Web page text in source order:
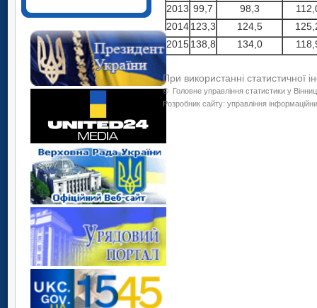
2013 99,7 98,3
2014123,3 124,5
2015138,8 134,0
При використанні статистичної
© Головне управління статистики у
Розробник сайту: управління